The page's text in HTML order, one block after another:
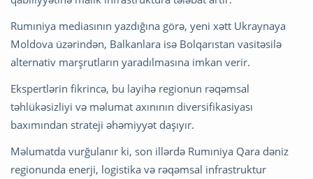
Rumıniya mediasının yazdığına görə, yeni xətt Ukraynaya
Moldova üzərindən, Balkanlara isə Bolqarıstan vasitəsilə
alternativ marşrutların yaradılmasına imkan verir.
Ekspertlərin fikrincə, bu layihə regionun rəqəmsal
təhlükəsizliyi və məlumat axınının diversifikasiyası
baxımından strateji əhəmiyyət daşıyır.
Məlumatda vurğulanır ki, son illərdə Rumıniya Qara dəniz
regionunda enerji, logistika və rəqəmsal infrastruktur